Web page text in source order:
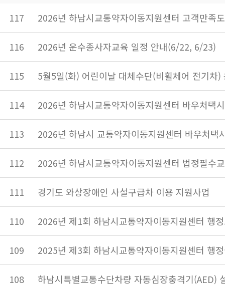
117 2026년 하남시교통약자이동지원센터 고객만족
116 2026년 운수종사자교육 일정 안내(6/22, 6/23)
115 5월5일(화) 어린이날 대체수단(비휠체어 전기차)
114 2026년 하남시교통약자이동지원센터 바우처택
113 2026년 하남시 교통약자이동지원센터 바우처택
112 2026년 하남시교통약자이동지원센터 법정필수
111 경기도 와상장애인 사설구급차 이용 지원사업
110 2026년 제1회 하남시교통약자이동지원센터 행
109 2025년 제3회 하남시교통약자이동지원센터 행
108 하남시특별교통수단차량 자동심장충격기(AED)